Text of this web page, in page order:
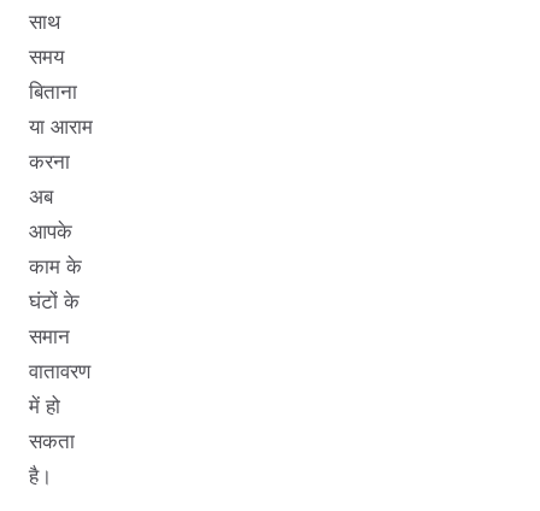
साथ
समय
बिताना
या आराम
करना
अब
आपके
काम के
घंटों के
समान
वातावरण
में हो
सकता
है।